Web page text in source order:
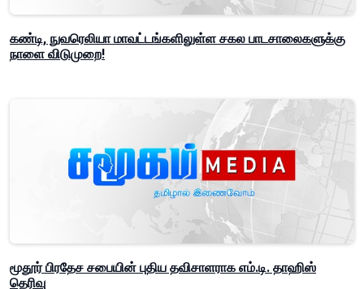
கண்டி, நுவரெலியா மாவட்டங்களிலுள்ள சகல பாடசாலைகளுக்கு
நாளை விடுமுறை!
மூதூர் பிரதேச சபையின் புதிய தவிசாளராக எம்.டி. தாஹிஸ்
தெரிவு